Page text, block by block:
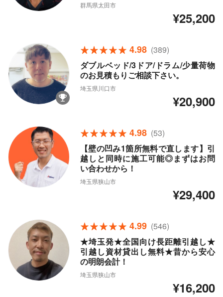
群馬県太田市
¥25,200
4.98 (389)
ダブルベッド/3ドア/ドラム/少量荷物
のお見積もりご相談下さい。
埼玉県川口市
¥20,900
4.98 (53)
【壁の凹み1箇所無料で直します】引
越しと同時に施工可能◎まずはお問
い合わせから！
埼玉県狭山市
¥29,400
4.99 (546)
★埼玉発★全国向け長距離引越し★
引越し資材貸出し無料★昔から安心
の明朗会計！
埼玉県狭山市
¥16,200